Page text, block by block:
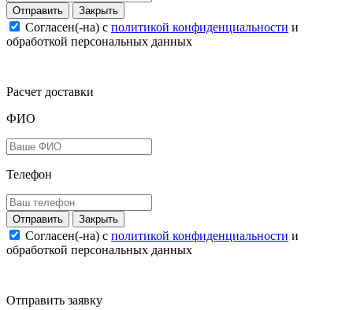
Закрыть
Согласен(-на) c политикой конфиденциальности и
обработкой персональных данных
Расчет доставки
ФИО
Телефон
Закрыть
Согласен(-на) c политикой конфиденциальности и
обработкой персональных данных
Отправить заявку